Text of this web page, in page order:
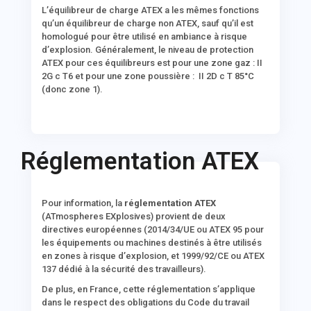
L’équilibreur de charge ATEX a les mêmes fonctions
qu’un équilibreur de charge non ATEX, sauf qu’il est
homologué pour être utilisé en ambiance à risque
d’explosion. Généralement, le niveau de protection
ATEX pour ces équilibreurs est pour une zone gaz : II
2G c T6 et pour une zone poussière : II 2D c T 85°C
(donc zone 1).
Réglementation ATEX
Pour information, la réglementation ATEX
(ATmospheres EXplosives) provient de deux
directives européennes (2014/34/UE ou ATEX 95 pour
les équipements ou machines destinés à être utilisés
en zones à risque d’explosion, et 1999/92/CE ou ATEX
137 dédié à la sécurité des travailleurs).
De plus, en France, cette réglementation s’applique
dans le respect des obligations du Code du travail